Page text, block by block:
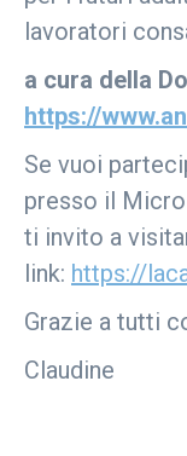
lavoratori
a cura della
https://
Se vuoi
presso il Micro
ti invito a
link: https://
Grazie a tutti
Claudine